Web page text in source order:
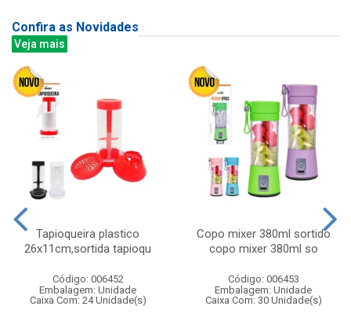
Confira as Novidades
Veja mais
Tapioqueira plastico
26x11cm,sortida tapioqu
Código: 006452
Embalagem: Unidade
Caixa Com: 24 Unidade(s)
Copo mixer 380ml sortido
copo mixer 380ml so
Código: 006453
Embalagem: Unidade
Caixa Com: 30 Unidade(s)